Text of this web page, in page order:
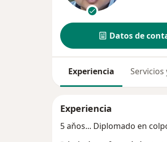
Datos de
Experiencia Servicios
Experiencia
5 aňos... Diplomado en